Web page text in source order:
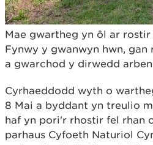
Mae gwartheg yn ôl ar
Fynwy y gwanwyn hwn,
a gwarchod y dirwedd
Cyrhaeddodd wyth o
8 Mai a byddant yn treulio
haf yn pori'r rhostir fel rhan
parhaus Cyfoeth Naturiol